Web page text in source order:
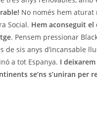
No només hem aturat
Social. Hem aconseguit
. Pensem pressionar
sis anys d’incansable
a tot Espanya. I
se’ns s’uniran